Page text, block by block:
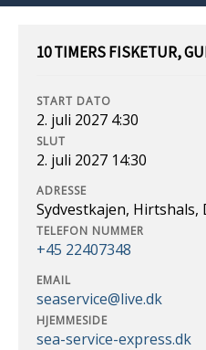
10 TIMERS FISKETUR,
START DATO
2. juli 2027 4:30
SLUT
2. juli 2027 14:30
ADRESSE
Sydvestkajen, Hirtshals,
TELEFON NUMMER
+45 22407348
EMAIL
seaservice@live.dk
HJEMMESIDE
sea-service-express.dk